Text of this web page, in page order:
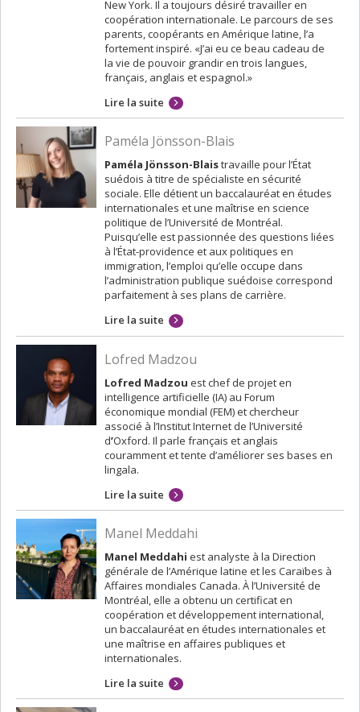
New York. Il a toujours désiré travailler en
coopération internationale. Le parcours de ses
parents, coopérants en Amérique latine, l’a
fortement inspiré. «J’ai eu ce beau cadeau de
la vie de pouvoir grandir en trois langues,
français, anglais et espagnol.»
Lire la suite
Paméla Jönsson-Blais
Paméla Jönsson-Blaistravaille pour l’État
suédois à titre de spécialiste en sécurité
sociale. Elle détient un baccalauréat en études
internationales et une maîtrise en science
politique de l’Université de Montréal.
Puisqu’elle est passionnée des questions liées
à l’État-providence et aux politiques en
immigration, l’emploi qu’elle occupe dans
l’administration publique suédoise correspond
parfaitement à ses plans de carrière.
Lire la suite
Lofred Madzou
Lofred Madzou est chef de projet en
intelligence artificielle (IA) au Forum
économique mondial (FEM) et chercheur
associé à l’Institut Internet de l’Université
d’Oxford. Il parle français et anglais
couramment et tente d’améliorer ses bases en
lingala.
Lire la suite
Manel Meddahi
Manel Meddahi est analyste à la Direction
générale de l’Amérique latine et les Caraïbes à
Affaires mondiales Canada. À l’Université de
Montréal, elle a obtenu un certificat en
coopération et développement international,
un baccalauréat en études internationales et
une maîtrise en affaires publiques et
internationales.
Lire la suite